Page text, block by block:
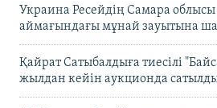
Украина Ресейдің Самара
аймағындағы мұнай зауытына
Қайрат Сатыбалдыға тиесілі
жылдан кейін аукционда